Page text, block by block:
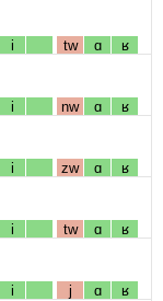
i tw ɑ ʁ
i nw ɑ ʁ
i zw ɑ ʁ
i tw ɑ ʁ
i j ɑ ʁ